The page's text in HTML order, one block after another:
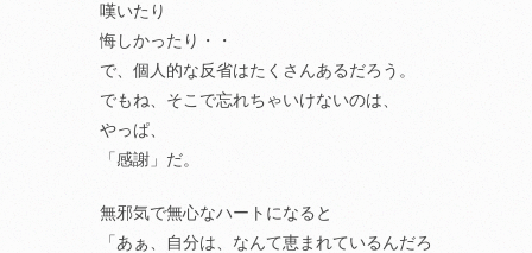
嘆いたり
悔しかったり・・
で、個人的な反省はたくさんあるだろう。
でもね、そこで忘れちゃいけないのは、
やっぱ、
「感謝」だ。
無邪気で無心なハートになると
「あぁ、自分は、なんて恵まれているんだろ